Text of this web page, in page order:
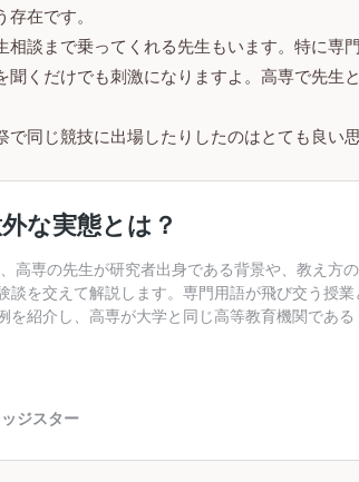
在です。
談まで乗ってくれる先生もいます。特に専
くだけでも刺激になりますよ。高専で先生
同じ競技に出場したりしたのはとても良い思